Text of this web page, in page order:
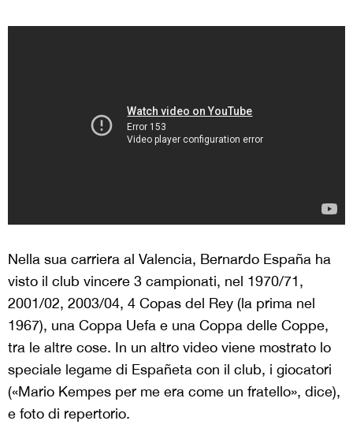
Nella sua carriera al Valencia, Bernardo España ha
visto il club vincere 3 campionati, nel 1970/71,
2001/02, 2003/04, 4 Copas del Rey (la prima nel
1967), una Coppa Uefa e una Coppa delle Coppe,
tra le altre cose. In un altro video viene mostrato lo
speciale legame di Españeta con il club, i giocatori
(«Mario Kempes per me era come un fratello», dice),
e foto di repertorio.